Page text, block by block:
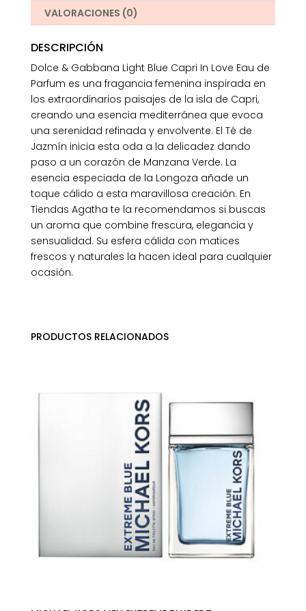
VALORACIONES (0)
DESCRIPCIÓN
Dolce & Gabbana Light Blue Capri In Love Eau de
Parfum es una fragancia femenina inspirada en
los extraordinarios paisajes de la isla de Capri,
creando una esencia mediterránea que evoca
una serenidad refinada y envolvente. El Té de
Jazmín inicia esta oda a la delicadez dando
paso a un corazón de Manzana Verde. La
esencia especiada de la Longoza añade un
toque cálido a esta maravillosa creación. En
Tiendas Agatha te la recomendamos si buscas
un aroma que combine frescura, elegancia y
sensualidad. Su esfera cálida con matices
frescos y naturales la hacen ideal para cualquier
ocasión.
PRODUCTOS RELACIONADOS